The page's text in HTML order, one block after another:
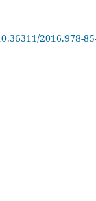
2016.978-